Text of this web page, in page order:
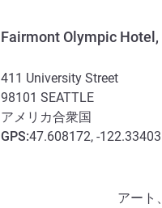
Fairmont Olympic
411 University Street
98101 SEATTLE
アメリカ合衆国
GPS:47.608172, -
アート